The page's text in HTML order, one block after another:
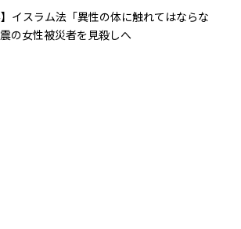
】イスラム法「異性の体に触れてはならな
の女性被災者を見殺しへ